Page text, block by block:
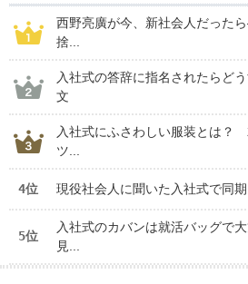
西野亮廣が今、新社会人だった
捨...
入社式の答辞に指名されたらど
文
入社式にふさわしい服装とは？
ツ...
4位 現役社会人に聞いた入社式で同
5位
入社式のカバンは就活バッグで
見...